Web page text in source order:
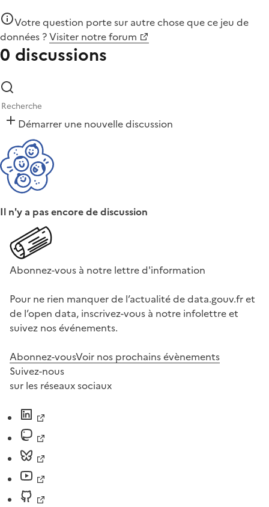
Votre question porte sur autre chose quece jeu de
données ?Visiter notre forum
0 discussions
Démarrer une nouvelle discussion
Il n'y a pas encore de discussion
Abonnez-vous à notre lettre d'information
Pour ne rien manquer de l’actualité de data.gouv.fr et
de l’open data, inscrivez-vous à notre infolettre et
suivez nos événements.
Abonnez-vousVoir nos prochains évènements
Suivez-nous
sur les réseaux sociaux